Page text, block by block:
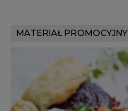
MATERIAŁ PROMOCYJNY